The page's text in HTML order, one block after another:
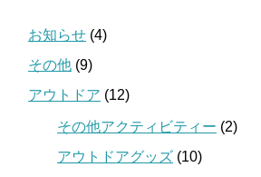
お知らせ (4)
その他 (9)
アウトドア (12)
その他アクティビティー (2)
アウトドアグッズ (10)